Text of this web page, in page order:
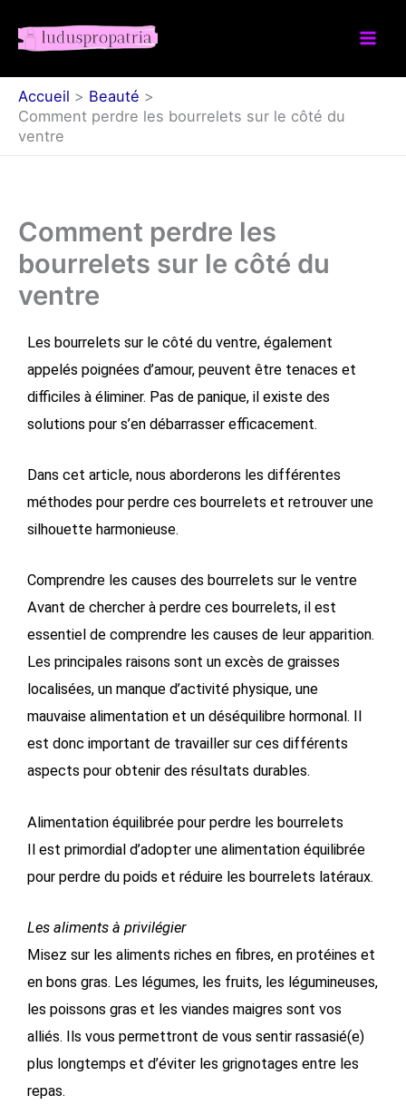
Accueil
Beauté
Comment perdre les bourrelets sur le côté du
ventre
Comment perdre les
bourrelets sur le côté du
ventre
Les bourrelets sur le côté du ventre, également
appelés poignées d’amour, peuvent être tenaces et
difficiles à éliminer. Pas de panique, il existe des
solutions pour s’en débarrasser efficacement.
Dans cet article, nous aborderons les différentes
méthodes pour perdre ces bourrelets et retrouver une
silhouette harmonieuse.
Comprendre les causes des bourrelets sur le ventre
Avant de chercher à perdre ces bourrelets, il est
essentiel de comprendre les causes de leur apparition.
Les principales raisons sont un excès de graisses
localisées, un manque d’activité physique, une
mauvaise alimentation et un déséquilibre hormonal. Il
est donc important de travailler sur ces différents
aspects pour obtenir des résultats durables.
Alimentation équilibrée pour perdre les bourrelets
Il est primordial d’adopter une alimentation équilibrée
pour perdre du poids et réduire les bourrelets latéraux.
Les aliments à privilégier
Misez sur les aliments riches en fibres, en protéines et
en bons gras. Les légumes, les fruits, les légumineuses,
les poissons gras et les viandes maigres sont vos
alliés. Ils vous permettront de vous sentir rassasié(e)
plus longtemps et d’éviter les grignotages entre les
repas.